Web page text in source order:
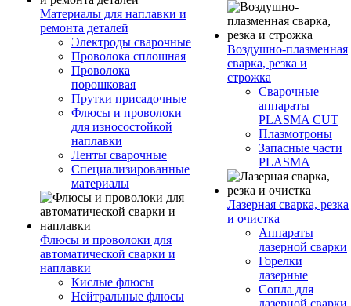
Материалы для наплавки и
ремонта деталей
Электроды сварочные
Проволока сплошная
Проволока
порошковая
Прутки присадочные
Флюсы и проволоки
для износостойкой
наплавки
Ленты сварочные
Специализированные
материалы
Флюсы и проволоки для
автоматической сварки и
наплавки
Кислые флюсы
Нейтральные флюсы
Воздушно-плазменная
сварка, резка и
строжка
Сварочные
аппараты
PLASMA CUT
Плазмотроны
Запасные части
PLASMA
Лазерная сварка, резка
и очистка
Аппараты
лазерной сварки
Горелки
лазерные
Сопла для
лазерной сварки